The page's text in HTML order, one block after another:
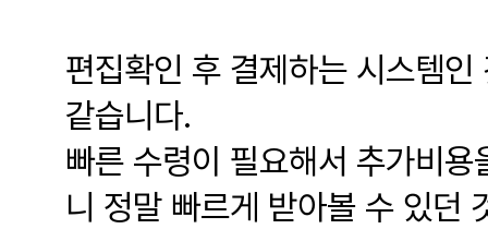
편집확인 후 결제하는 시스템
같습니다.
빠른 수령이 필요해서 추가비
니 정말 빠르게 받아볼 수 있던